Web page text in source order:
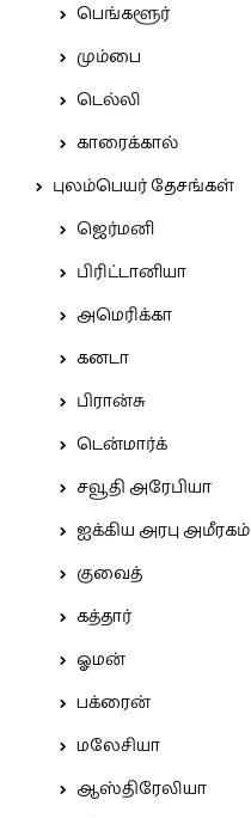
பெங்களூர்
மும்பை
டெல்லி
காரைக்கால்
புலம்பெயர் தேசங்கள்
ஜெர்மனி
பிரிட்டானியா
அமெரிக்கா
கனடா
பிரான்சு
டென்மார்க்
சவூதி அரேபியா
ஐக்கிய அரபு அமீரகம்
குவைத்
கத்தார்
ஓமன்
பக்ரைன்
மலேசியா
ஆஸ்திரேலியா